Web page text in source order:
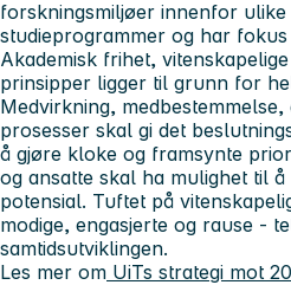
forskningsmiljøer innenfor
studieprogrammer og har
Akademisk frihet,
prinsipper ligger til grunn for
Medvirkning,
prosesser skal gi det
å gjøre kloke og framsynte
og ansatte skal ha mulighet til
potensial. Tuftet på
modige, engasjerte og rause -
samtidsutviklingen.
Les mer om UiTs strategi mot